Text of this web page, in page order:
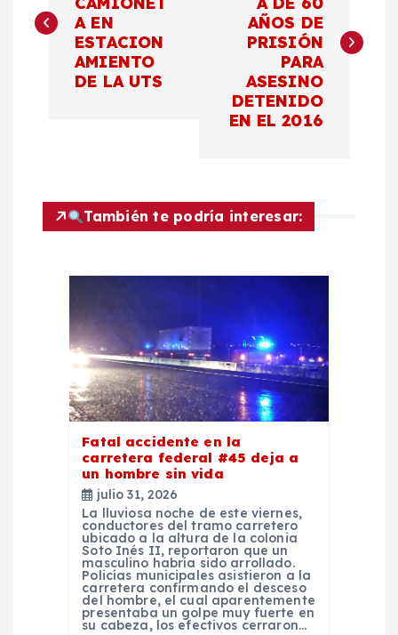
v
c
A EN
ESTACION
AMIENTO
DE LA UTS
AÑOS DE
PRISIÓN
PARA
ASESINO
DETENIDO
EN EL 2016
También te podría interesar:
Fatal accidente en la
carretera federal #45 deja a
un hombre sin vida
julio 31, 2026
La lluviosa noche de este viernes,
conductores del tramo carretero
ubicado a la altura de la colonia
Soto Inés II, reportaron que un
masculino habría sido arrollado.
Policías municipales asistieron a la
carretera confirmando el desceso
del hombre, el cual aparentemente
presentaba un golpe muy fuerte en
su cabeza, los efectivos cerraron…